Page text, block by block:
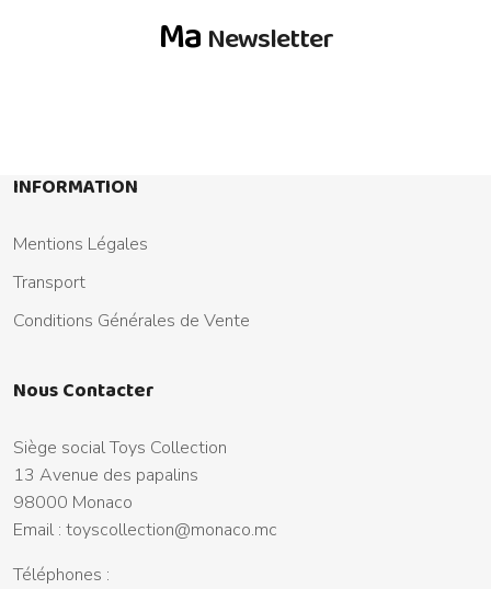
Ma Newsletter
INFORMATION
Mentions Légales
Transport
Conditions Générales de Vente
Nous Contacter
Siège social Toys Collection
13 Avenue des papalins
98000 Monaco
Email : toyscollection@monaco.mc
Téléphones :